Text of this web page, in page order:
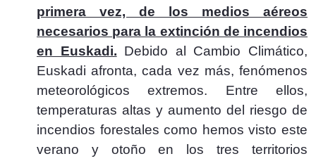
primera vez, de los medios aéreos
necesarios para la extinción de incendios
en Euskadi. Debido al Cambio Climático,
Euskadi afronta, cada vez más, fenómenos
meteorológicos extremos. Entre ellos,
temperaturas altas y aumento del riesgo de
incendios forestales como hemos visto este
verano y otoño en los tres territorios